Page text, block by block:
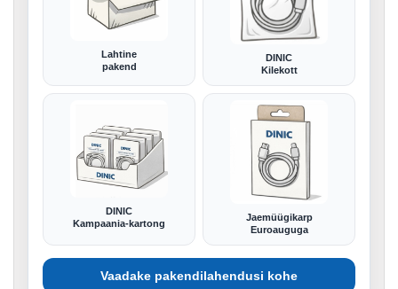
Lahtine
pakend
DINIC
Kilekott
DINIC
Kampaania-kartong
Jaemüügikarp
Euroauguga
Vaadake pakendilahendusi kohe